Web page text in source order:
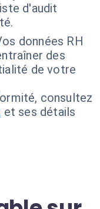
d'audit
données RH
des
de votre
consultez
et ses détails